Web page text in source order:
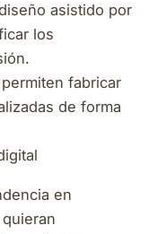
asistido por
los
fabricar
de forma
en